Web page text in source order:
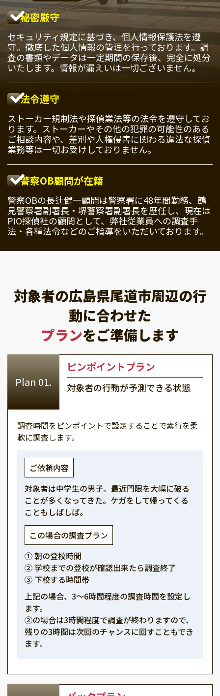
秘密厳守
セキュリティ規定に基づき、個人情報保護法を遵
守。徹底した個人情報の管理を行っております。調
査の書類やデータは一定期間の保存後、完全に処分
いたします。情報が漏えいは一切ございません。
法令遵守
ストーカー規制法や探偵業法等の法令を遵守してお
ります。ストーカーやその他の犯罪の可能性のある
ご相談内容や、差別や人権侵害に関わる違法な探偵
業務等は一切お受けしておりません。
警察OB顧問が在籍
警察OBの長辻健一顧問は警察署に48年間勤務、鶴
見警察署副署長・堺警察署副署長を歴任し、現在は
PIO探偵社の顧問として、弊社従業員への調査手
法・各種法令などのご指導をいただいております。
対象者の広島県尾道市周辺の行
動に合わせた
プランをご準備します
ピンポイントプラン
対象者の行動が予測できる状態
調査時間をピンポイントで設定することで素行を柔
軟に調査します。
ご依頼内容
対象者は中学生の男子。最近門限を大幅に破る
ことが多くなってきた。ケガをして帰ってくる
こともしばしば。
この場合の調査プラン
① 朝の登校時間
② 学校までの登校が確認出来たら調査終了
③ 下校する時間帯
上記の場合、3～6時間程度の調査時間を設定し
ます。
②の場合は3時間程度で調査が終わりますので、
残りの3時間は次回のチャンスに回すこともでき
ます。